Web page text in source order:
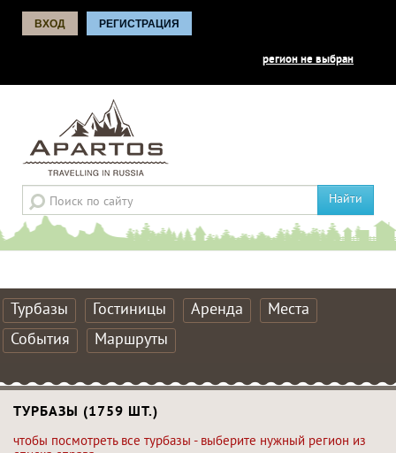
ВХОД РЕГИСТРАЦИЯ
регион не выбран
Найти
Турбазы Гостиницы Аренда
Места
События
Маршруты
ТУРБАЗЫ (1759 ШТ.)
чтобы посмотреть все турбазы - выберите нужный регион из